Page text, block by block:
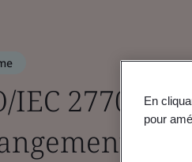
IEC
En
pour